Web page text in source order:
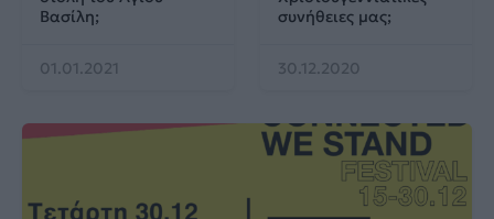
Βασίλη;
01.01.2021
συνήθειες μας;
30.12.2020